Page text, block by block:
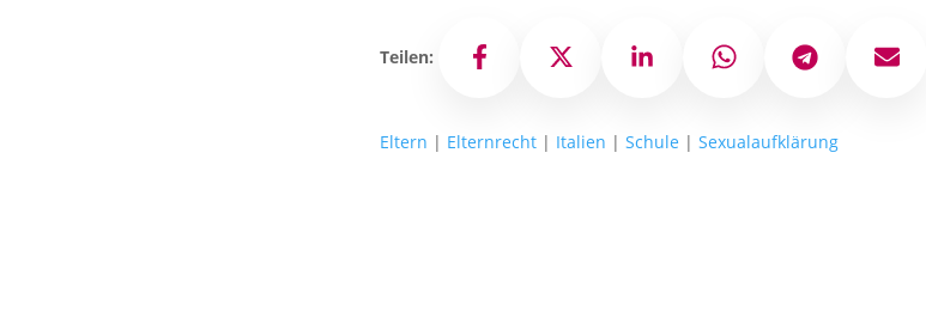
Teilen: Facebook X LinkedIn WhatsAppTelegram E-Mail
Eltern | Elternrecht | Italien |Schule |Sexualaufklärung